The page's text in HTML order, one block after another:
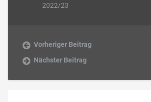
2022/23
Vorheriger Beitrag
Nächster Beitrag